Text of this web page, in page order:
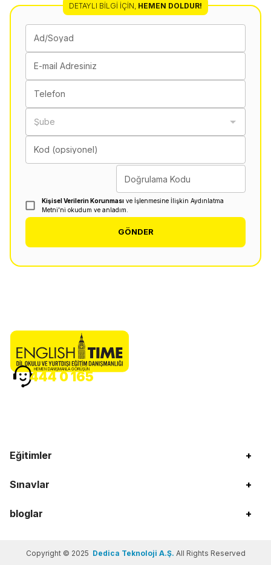
DETAYLI BILGI İÇIN HEMEN DOLDUR!
Ad/Soyad
E-mail Adresiniz
Telefon
Şube
Kod (opsiyonel)
Doğrulama Kodu
Kişisel Verilerin Korunması ve İşlenmesine İlişkin Aydınlatma
Metni'ni okudum ve anladım.
GÖNDER
Eğitimler +
Sınavlar +
bloglar +
HEMEN DANIŞMANLA GÖRÜŞÜN
444 0 165
Copyright © 2025 Dedica Teknoloji A.Ş. All Rights Reserved